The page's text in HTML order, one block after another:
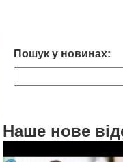
Пошук у новинах:
Наше нове